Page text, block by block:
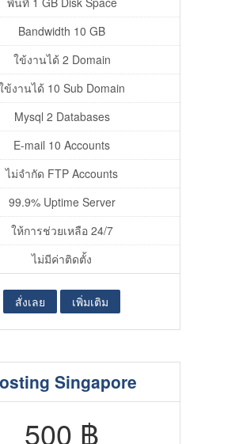
Bandwidth 10 GB
ใข้งานได้ 2 Domain
ข้งานได้ 10 Sub Domain
Mysql 2 Databases
E-mail 10 Accounts
ไม่จำกัด FTP Accounts
99.9% Uptime Server
ให้การช่วยเหลือ 24/7
ไม่มีค่าติดตั้ง
สั่งเลย เพิ่มเติม
Singapore
500 ฿